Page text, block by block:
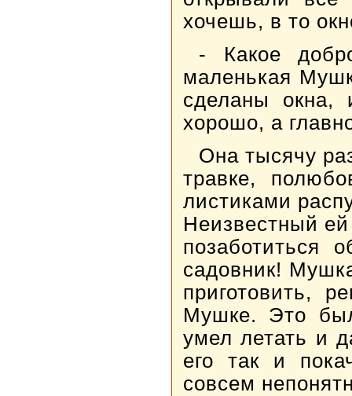
хочешь, в то
- Какое
маленькая
сделаны
хорошо, а
Она тысячу
травке,
листиками
Неизвестный
позаботиться
садовник!
приготовить,
Мушке. Это
умел летать и
его так и
совсем